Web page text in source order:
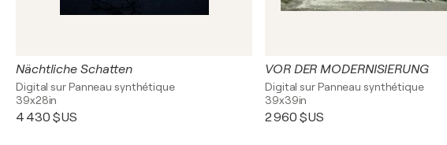
Nächtliche Schatten
Digital sur Panneau synthétique
39x28in
4 430 $US
VOR DER MODERNISIERUNG
Digital sur Panneau synthétique
39x39in
2 960 $US